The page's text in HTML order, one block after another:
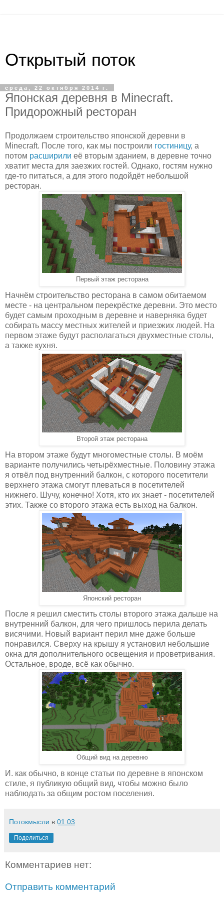
Открытый поток
среда, 22 октября 2014 г.
Японская деревня в Minecraft.
Придорожный ресторан
Продолжаем строительство японской деревни в
Minecraft. После того, как мы построили гостиницу, а
потом расширили её вторым зданием, в деревне точно
хватит места для заезжих гостей. Однако, гостям нужно
где-то питаться, а для этого подойдёт небольшой
ресторан.
Первый этаж ресторана
Начнём строительство ресторана в самом обитаемом
месте - на центральном перекрёстке деревни. Это место
будет самым проходным в деревне и наверняка будет
собирать массу местных жителей и приезжих людей. На
первом этаже будут располагаться двухместные столы,
а также кухня.
Второй этаж ресторана
На втором этаже будут многоместные столы. В моём
варианте получились четырёхместные. Половину этажа
я отвёл под внутренний балкон, с которого посетители
верхнего этажа смогут плеваться в посетителей
нижнего. Шучу, конечно! Хотя, кто их знает - посетителей
этих. Также со второго этажа есть выход на балкон.
Японский ресторан
После я решил сместить столы второго этажа дальше на
внутренний балкон, для чего пришлось перила делать
висячими. Новый вариант перил мне даже больше
понравился. Сверху на крышу я установил небольшие
окна для дополнительного освещения и проветривания.
Остальное, вроде, всё как обычно.
Общий вид на деревню
И. как обычно, в конце статьи по деревне в японском
стиле, я публикую общий вид, чтобы можно было
наблюдать за общим ростом поселения.
Потокмысли в 01:03
Поделиться
Комментариев нет:
Отправить комментарий